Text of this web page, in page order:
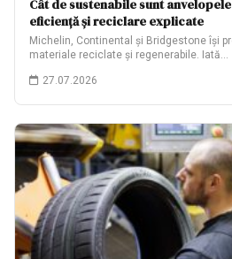
Cât de sustenabile sunt
eficiență și reciclare explicate
Michelin, Continental și Bridgestone își
materiale reciclate și regenerabile. Iată…
27.07.2026